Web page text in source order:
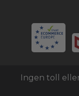
Ingen toll